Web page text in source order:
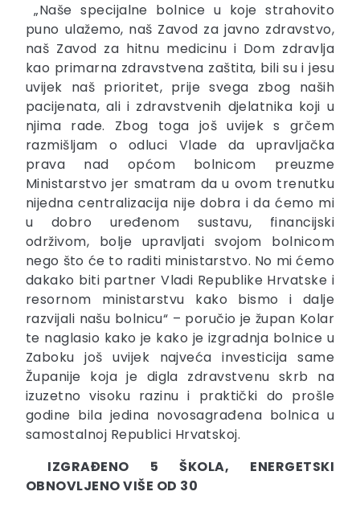
„Naše specijalne bolnice u koje strahovito
puno ulažemo, naš Zavod za javno zdravstvo,
naš Zavod za hitnu medicinu i Dom zdravlja
kao primarna zdravstvena zaštita, bili su i jesu
uvijek naš prioritet, prije svega zbog naših
pacijenata, ali i zdravstvenih djelatnika koji u
njima rade. Zbog toga još uvijek s grčem
razmišljam o odluci Vlade da upravljačka
prava nad općom bolnicom preuzme
Ministarstvo jer smatram da u ovom trenutku
nijedna centralizacija nije dobra i da ćemo mi
u dobro uređenom sustavu, financijski
održivom, bolje upravljati svojom bolnicom
nego što će to raditi ministarstvo. No mi ćemo
dakako biti partner Vladi Republike Hrvatske i
resornom ministarstvu kako bismo i dalje
razvijali našu bolnicu“ – poručio je župan Kolar
te naglasio kako je kako je izgradnja bolnice u
Zaboku još uvijek najveća investicija same
Županije koja je digla zdravstvenu skrb na
izuzetno visoku razinu i praktički do prošle
godine bila jedina novosagrađena bolnica u
samostalnoj Republici Hrvatskoj.
IZGRAĐENO 5 ŠKOLA, ENERGETSKI
OBNOVLJENO VIŠE OD 30